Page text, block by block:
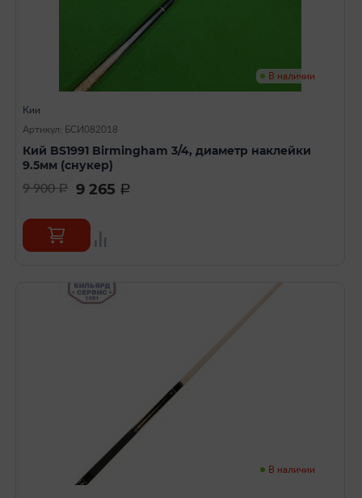
В наличии
Кии
Артикул: БСИ082018
Кий BS1991 Birmingham 3/4, диаметр наклейки
9.5мм (снукер)
9 900a 9 265 a
В наличии